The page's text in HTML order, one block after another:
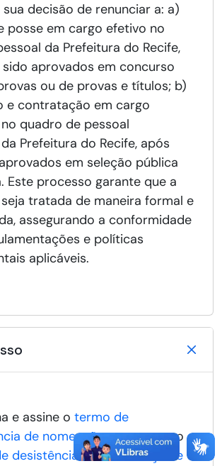
decisão de renunciar a: a)
posse em cargo efetivo no
da Prefeitura do Recife,
aprovados em concurso
ou de provas e títulos; b)
e contratação em cargo
quadro de pessoal
Prefeitura do Recife, após
em seleção pública
Este processo garante que a
tratada de maneira formal e
assegurando a conformidade
e políticas
aplicáveis.
e assine o termo de
de nomeação e posseou o
desistência de convocação e